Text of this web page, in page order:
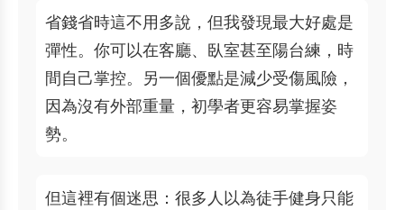
省錢省時這不用多說，但我發現最大好處是
彈性。你可以在客廳、臥室甚至陽台練，時
間自己掌控。另一個優點是減少受傷風險，
因為沒有外部重量，初學者更容易掌握姿
勢。
但這裡有個迷思：很多人以為徒手健身只能